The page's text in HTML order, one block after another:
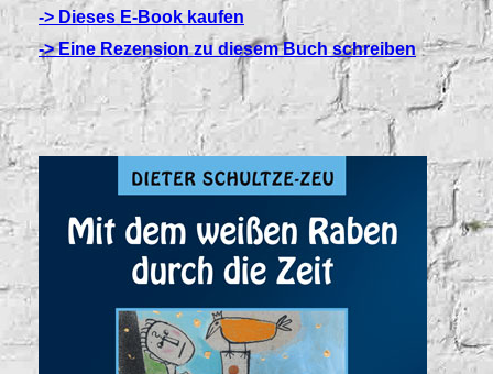
-> Dieses E-Book kaufen
-> Eine Rezension zu diesem Buch schreiben